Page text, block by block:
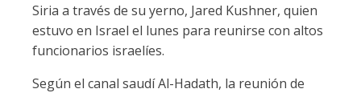
Siria a través de su yerno, Jared Kushner, quien
estuvo en Israel el lunes para reunirse con altos
funcionarios israelíes.
Según el canal saudí Al-Hadath, la reunión de